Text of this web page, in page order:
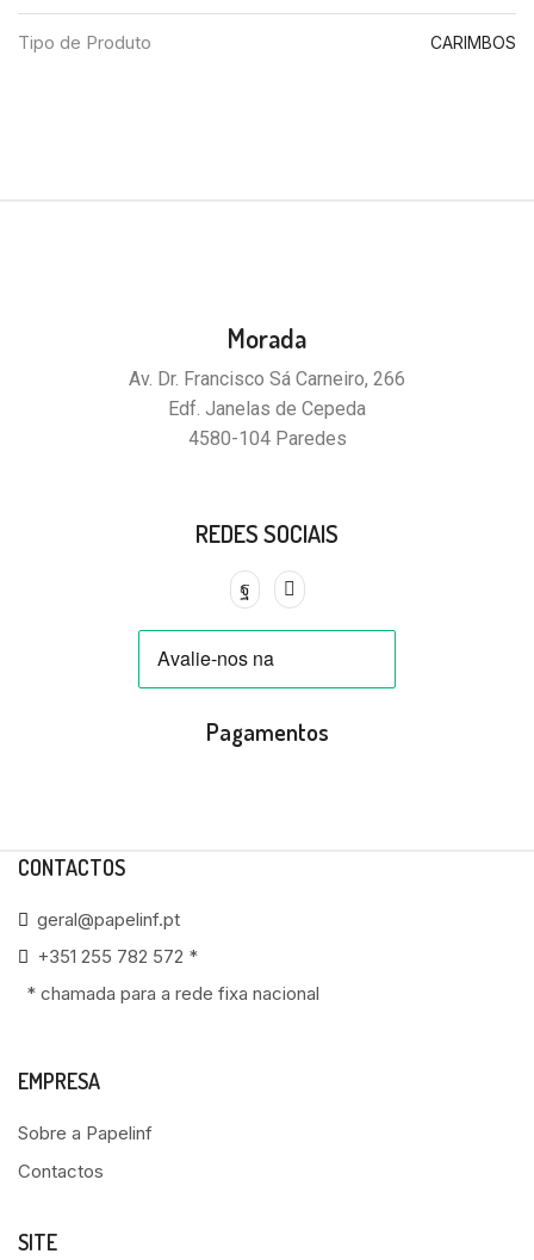
Tipo de Produto CARIMBOS
Morada
Av. Dr. Francisco Sá Carneiro, 266
Edf. Janelas de Cepeda
4580-104 Paredes
REDES SOCIAIS
Pagamentos
CONTACTOS
geral@papelinf.pt
+351 255 782 572 *
* chamada para a rede fixa nacional
EMPRESA
Sobre a Papelinf
Contactos
SITE